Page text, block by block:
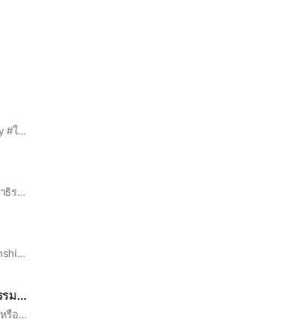
#คัลแลน #พี่จอง #น้องแดน #Hateberry #ใจฟู #Cullen #Jung [บ้านแฟนคลับไม่ใช่ตัวจริง]
กลุ่มนักศึกษา มหาวิทยาลัยสุโขทัยธรรมาธิราช (มสธ.) Sukhothai Thammathirat Open University [STOU]
Fanclub miusic Praewa #miusic #sunshine🌞 #ミュージック #มิวสิค #หมานุ่ม #หมูนุ่ม คนรักน้องมิวสิคเข้ามาคุยกันได้นะ~
บรรทัดฐานคดีปกครองและคดีรัฐธรรมนูญ
วัตถุประสงค์เพื่อเผยแพร่แนวคำพิพากษาหรือคำสั่งในคดีปกครอง รวมถึงคำวินิจฉัยของศาลรัฐธรรมนูญ และแนวกฎหมายมหาชนต่างๆ (ไม่ใช่กลุ่มติว หรือกลุ่มปรึกษาคดีความ)